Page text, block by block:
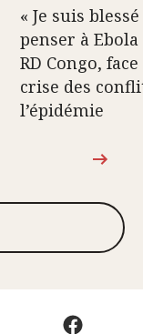
« Je suis
penser à
RD Congo,
crise des
l’épidémie